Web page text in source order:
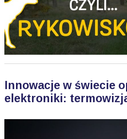
Innowacje w świecie
elektroniki: